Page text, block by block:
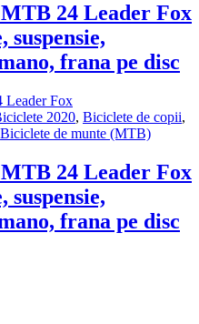
24 Leader Fox
suspensie,
frana pe disc
2020, Biciclete de copii,
Biciclete de munte (MTB)
24 Leader Fox
suspensie,
frana pe disc